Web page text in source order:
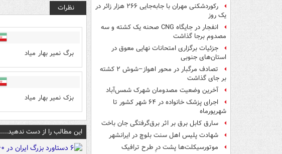
رکوردشکنی مهران با جابه‌جایی ۲۶۶ هزار زائر در
یک روز
انفجار در جایگاه CNG صحنه یک کشته و سه
مصدوم برجا گذاشت
جزئیات برگزاری امتحانات نهایی معوق در
استان‌های جنوبی
تصادف مرگبار در محور اهواز–شوش ۲ کشته
بر جای گذاشت
آخرین وضعیت مصدومان شهرک شمس‌آباد
اجرای پزشک خانواده در ۶۴ شهر کشور تا
شهریورماه
سارق کابل برق بر اثر برق‌گرفتگی جان باخت
شهادت پلیس اهل سنت بلوچ در ایرانشهر
موتورسیکلت‌ها پشت درِ طرح ترافیک
نظرات
برگ نمیر بهار میاد
بزک نمیر بهار میاد
این مطالب را از دست ندهید....